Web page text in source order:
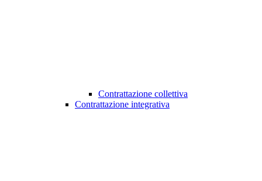
Contrattazione collettiva
Contrattazione integrativa